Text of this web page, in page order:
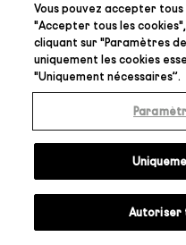
Vous pouvez accepter
"Accepter tous les cookies
cliquant sur "Paramètres
uniquement les cookies
"Uniquement nécessaires”.
Autoriser